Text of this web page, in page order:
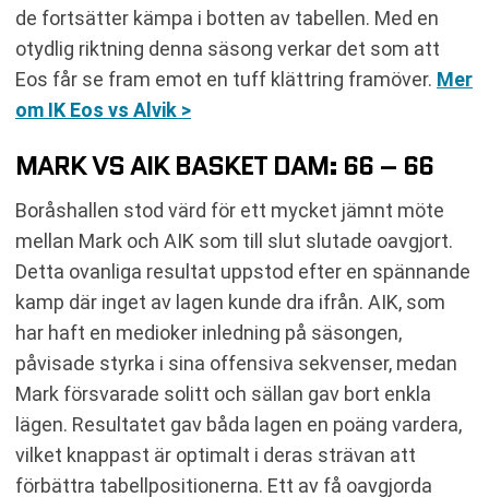
de fortsätter kämpa i botten av tabellen. Med en
otydlig riktning denna säsong verkar det som att
Eos får se fram emot en tuff klättring framöver. Mer
om IK Eos vs Alvik >
MARK VS AIK BASKET DAM: 66 – 66
Boråshallen stod värd för ett mycket jämnt möte
mellan Mark och AIK som till slut slutade oavgjort.
Detta ovanliga resultat uppstod efter en spännande
kamp där inget av lagen kunde dra ifrån. AIK, som
har haft en medioker inledning på säsongen,
påvisade styrka i sina offensiva sekvenser, medan
Mark försvarade solitt och sällan gav bort enkla
lägen. Resultatet gav båda lagen en poäng vardera,
vilket knappast är optimalt i deras strävan att
förbättra tabellpositionerna. Ett av få oavgjorda